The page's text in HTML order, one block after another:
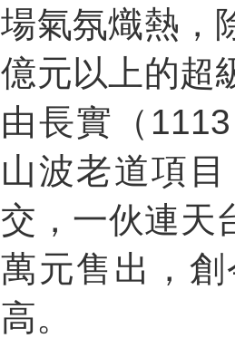
場氣氛熾熱，
億元以上的超
由長實（
山波老道項
交，一伙連天
萬元售出，
高。